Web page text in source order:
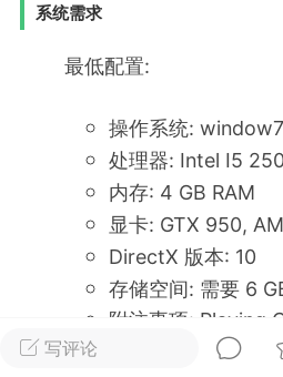
极品会员 靓号
黑凤梨
电脑端 外挂制作
该内容只允许登录的用户查
写评论
系统需求
最低配置:
操作系统:
处理器: Intel I5
内存: 4 GB RAM
显卡: GTX 950,
DirectX 版本: 10
存储空间: 需要 6
附注事项: Playing
lowering the